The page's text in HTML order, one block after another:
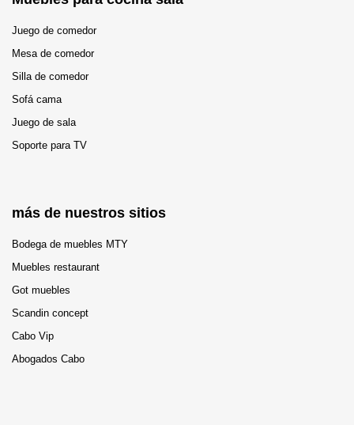
Juego de comedor
Mesa de comedor
Silla de comedor
Sofá cama
Juego de sala
Soporte para TV
más de nuestros sitios
Bodega de muebles MTY
Muebles restaurant
Got muebles
Scandin concept
Cabo Vip
Abogados Cabo